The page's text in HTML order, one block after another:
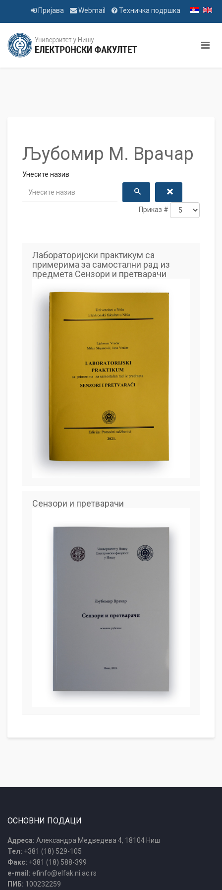
Пријава Webmail Техничка подршка
Љубомир М. Врачар
Унесите назив
Приказ #
Лабораторијски практикум са
примерима за самостални рад из
предмета Сензори и претварачи
Сензори и претварачи
ОСНОВНИ ПОДАЦИ
Адреса: Александра Медведева 4, 18104 Ниш
Тел: +381 (18) 529-105
Факс: +381 (18) 588-399
e-mail: efinfo@elfak.ni.ac.rs
ПИБ: 100232259